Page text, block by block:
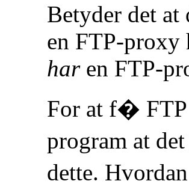
Betyder det
en FTP-proxy
haren FTP-
For at f�
program at
dette.